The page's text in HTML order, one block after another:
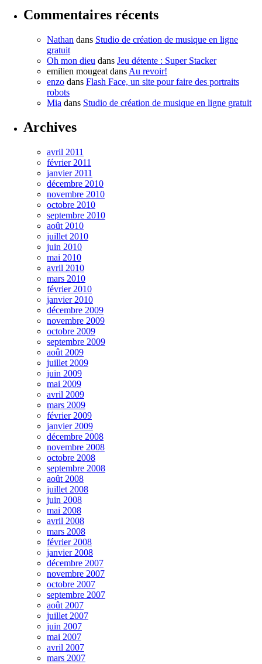
Commentaires récents
Nathan dans Studio de création de musique en ligne
gratuit
Oh mon dieu dans Jeu détente : Super Stacker
emilien mougeat dans Au revoir!
enzo dans Flash Face, un site pour faire des portraits
robots
Mia dans Studio de création de musique en ligne gratuit
Archives
avril 2011
février 2011
janvier 2011
décembre 2010
novembre 2010
octobre 2010
septembre 2010
août 2010
juillet 2010
juin 2010
mai 2010
avril 2010
mars 2010
février 2010
janvier 2010
décembre 2009
novembre 2009
octobre 2009
septembre 2009
août 2009
juillet 2009
juin 2009
mai 2009
avril 2009
mars 2009
février 2009
janvier 2009
décembre 2008
novembre 2008
octobre 2008
septembre 2008
août 2008
juillet 2008
juin 2008
mai 2008
avril 2008
mars 2008
février 2008
janvier 2008
décembre 2007
novembre 2007
octobre 2007
septembre 2007
août 2007
juillet 2007
juin 2007
mai 2007
avril 2007
mars 2007